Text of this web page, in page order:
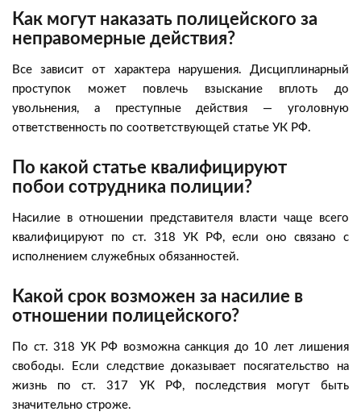
Как могут наказать полицейского за
неправомерные действия?
Все зависит от характера нарушения. Дисциплинарный
проступок может повлечь взыскание вплоть до
увольнения, а преступные действия — уголовную
ответственность по соответствующей статье УК РФ.
По какой статье квалифицируют
побои сотрудника полиции?
Насилие в отношении представителя власти чаще всего
квалифицируют по ст. 318 УК РФ, если оно связано с
исполнением служебных обязанностей.
Какой срок возможен за насилие в
отношении полицейского?
По ст. 318 УК РФ возможна санкция до 10 лет лишения
свободы. Если следствие доказывает посягательство на
жизнь по ст. 317 УК РФ, последствия могут быть
значительно строже.